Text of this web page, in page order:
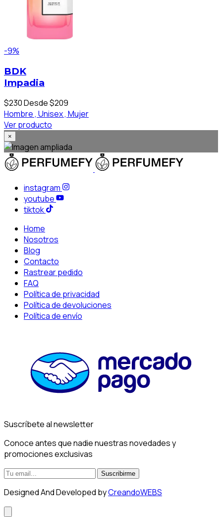
-9%
BDK
Impadia
$230Desde $209
Hombre , Unisex , Mujer
Ver producto
×
instagram
youtube
tiktok
Home
Nosotros
Blog
Contacto
Rastrear pedido
FAQ
Política de privacidad
Política de devoluciones
Política de envío
Suscríbete al newsletter
Conoce antes que nadie nuestras novedades y
promociones exclusivas
Suscribirme
Designed And Developed byCreandoWEBS